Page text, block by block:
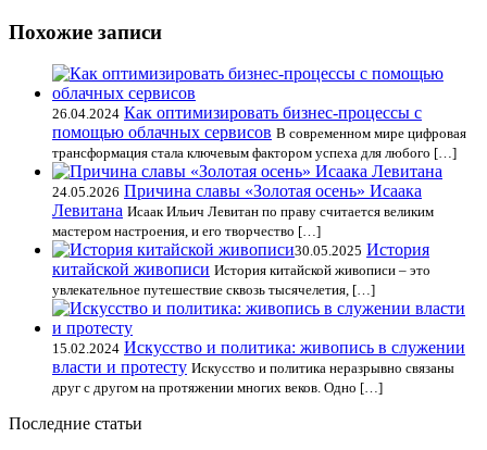
Похожие записи
26.04.2024 Как оптимизировать бизнес-процессы с
помощью облачных сервисов В современном мире цифровая
трансформация стала ключевым фактором успеха для любого […]
24.05.2026 Причина славы «Золотая осень» Исаака
Левитана Исаак Ильич Левитан по праву считается великим
мастером настроения, и его творчество […]
30.05.2025 История
китайской живописи История китайской живописи – это
увлекательное путешествие сквозь тысячелетия, […]
15.02.2024 Искусство и политика: живопись в служении
власти и протесту Искусство и политика неразрывно связаны
друг с другом на протяжении многих веков. Одно […]
Последние статьи